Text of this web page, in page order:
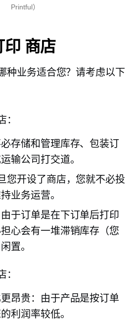
Printful）
印 商店
种业务适合您？请考虑以下
：
存储和管理库存、包装订
输公司打交道。
您开设了商店，您就不必投
业务运营。
于订单是在下订单后打印
心会有一堆滞销库存（您
置。
：
昂贵：由于产品是按订单
利润率较低。